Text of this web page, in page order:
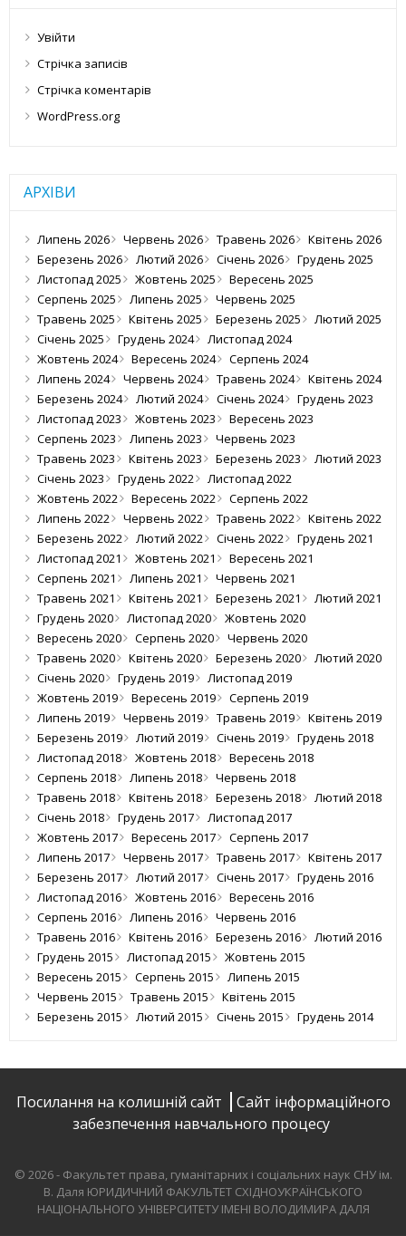
Увійти
Стрічка записів
Стрічка коментарів
WordPress.org
АРХІВИ
Липень 2026 Червень 2026 Травень 2026
Квітень 2026
Березень 2026
Лютий 2026 Січень 2026
Грудень 2025
Листопад 2025
Жовтень 2025
Вересень 2025
Серпень 2025
Липень 2025
Червень 2025
Травень 2025
Квітень 2025 Березень 2025
Лютий 2025
Січень 2025
Грудень 2024
Листопад 2024
Жовтень 2024
Вересень 2024
Серпень 2024
Липень 2024
Червень 2024 Травень 2024
Квітень 2024
Березень 2024
Лютий 2024 Січень 2024
Грудень 2023
Листопад 2023
Жовтень 2023
Вересень 2023
Серпень 2023
Липень 2023
Червень 2023
Травень 2023
Квітень 2023 Березень 2023
Лютий 2023
Січень 2023
Грудень 2022
Листопад 2022
Жовтень 2022
Вересень 2022
Серпень 2022
Липень 2022
Червень 2022 Травень 2022
Квітень 2022
Березень 2022
Лютий 2022 Січень 2022
Грудень 2021
Листопад 2021
Жовтень 2021
Вересень 2021
Серпень 2021
Липень 2021
Червень 2021
Травень 2021
Квітень 2021 Березень 2021
Лютий 2021
Грудень 2020
Листопад 2020
Жовтень 2020
Вересень 2020
Серпень 2020
Червень 2020
Травень 2020
Квітень 2020 Березень 2020
Лютий 2020
Січень 2020
Грудень 2019
Листопад 2019
Жовтень 2019
Вересень 2019
Серпень 2019
Липень 2019
Червень 2019 Травень 2019
Квітень 2019
Березень 2019
Лютий 2019 Січень 2019
Грудень 2018
Листопад 2018
Жовтень 2018
Вересень 2018
Серпень 2018
Липень 2018
Червень 2018
Травень 2018
Квітень 2018 Березень 2018
Лютий 2018
Січень 2018
Грудень 2017
Листопад 2017
Жовтень 2017
Вересень 2017
Серпень 2017
Липень 2017
Червень 2017 Травень 2017
Квітень 2017
Березень 2017
Лютий 2017 Січень 2017
Грудень 2016
Листопад 2016
Жовтень 2016
Вересень 2016
Серпень 2016
Липень 2016
Червень 2016
Травень 2016
Квітень 2016 Березень 2016
Лютий 2016
Грудень 2015
Листопад 2015
Жовтень 2015
Вересень 2015
Серпень 2015
Липень 2015
Червень 2015
Травень 2015
Квітень 2015
Березень 2015
Лютий 2015 Січень 2015 Грудень 2014
Посилання на колишній сайт
Сайт інформаційного
забезпечення навчального процесу
© 2026 - Факультет права, гуманітарних і соціальних наук СНУ ім.
В. Даля ЮРИДИЧНИЙ ФАКУЛЬТЕТ СХІДНОУКРАЇНСЬКОГО
НАЦІОНАЛЬНОГО УНІВЕРСИТЕТУ ІМЕНІ ВОЛОДИМИРА ДАЛЯ